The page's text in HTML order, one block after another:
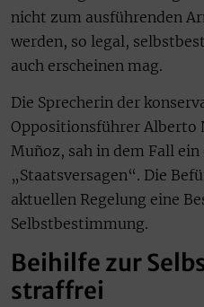
nicht zum ausführenden
werden, so legal,
auch erscheinen mag.
Die Sprecherin der
Oppositionsführer Alberto
Muñoz, sah in dem Fall
„Staatsversagen“. Die
aktuellen Regelung eine
Selbstbestimmung.
Beihilfe zur
straffrei